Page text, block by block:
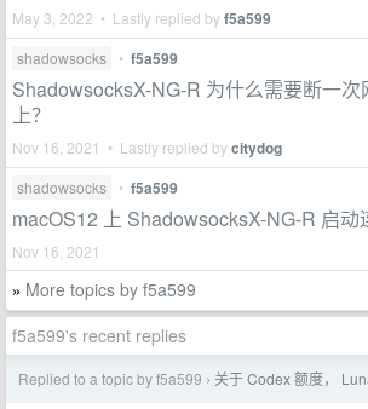
May 3, 2022 • Lastly replied byf5a599
shadowsocks • f5a599
ShadowsocksX-NG-R 为什么需要断一次
上？
Nov 16, 2021 • Lastly replied bycitydog
shadowsocks • f5a599
macOS12 上 ShadowsocksX-NG-R 启动
Nov 16, 2021
» More topics by f5a599
f5a599's recent replies
Replied to a topic by f5a599 › 关于 Codex 额度，